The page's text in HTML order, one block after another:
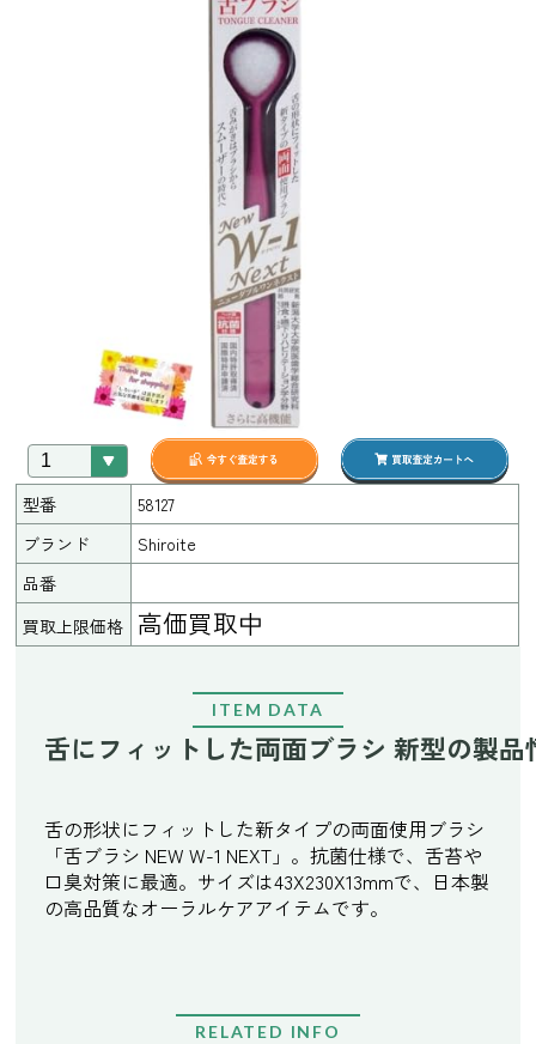
型番
58127
ブランド
Shiroite
品番
買取上限価格
高価買取中
ITEM DATA
舌にフィットした両面ブラシ 新型の製品
舌の形状にフィットした新タイプの両面使用ブラシ
「舌ブラシ NEW W-1 NEXT」。抗菌仕様で、舌苔や
口臭対策に最適。サイズは43X230X13mmで、日本製
の高品質なオーラルケアアイテムです。
RELATED INFO